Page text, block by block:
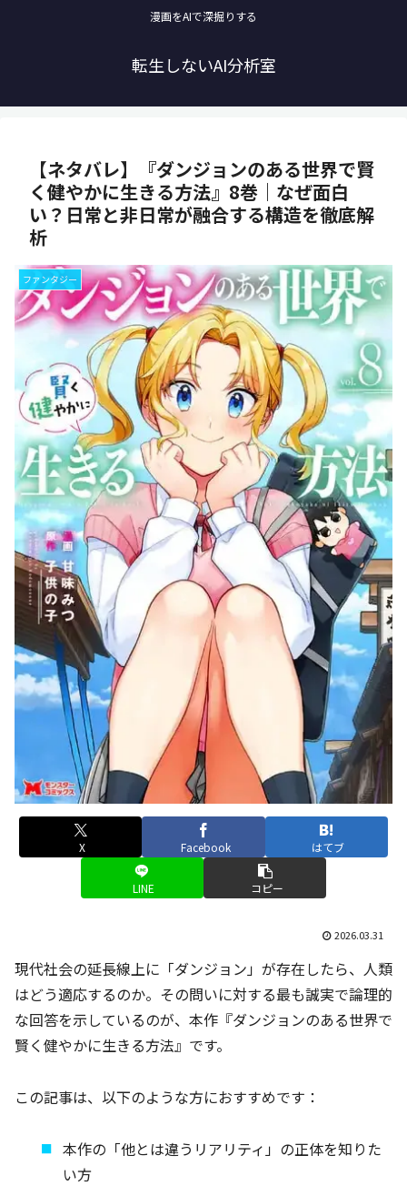
漫画をAIで深掘りする
転生しないAI分析室
【ネタバレ】『ダンジョンのある世界で賢
く健やかに生きる方法』8巻｜なぜ面白
い？日常と非日常が融合する構造を徹底解
析
ファンタジー
X Facebook はてブ
LINE コピー
2026.03.31
現代社会の延長線上に「ダンジョン」が存在したら、人類
はどう適応するのか。その問いに対する最も誠実で論理的
な回答を示しているのが、本作『ダンジョンのある世界で
賢く健やかに生きる方法』です。
この記事は、以下のような方におすすめです：
本作の「他とは違うリアリティ」の正体を知りた
い方